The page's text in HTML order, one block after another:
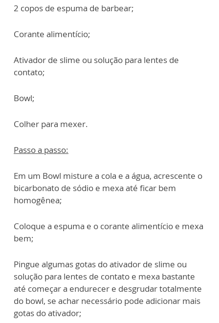
2 copos de espuma de barbear;
Corante alimentício;
Ativador de slime ou solução para lentes de
contato;
Bowl;
Colher para mexer.
Passo a passo:
Em um Bowl misture a cola e a água, acrescente o
bicarbonato de sódio e mexa até ficar bem
homogênea;
Coloque a espuma e o corante alimentício e mexa
bem;
Pingue algumas gotas do ativador de slime ou
solução para lentes de contato e mexa bastante
até começar a endurecer e desgrudar totalmente
do bowl, se achar necessário pode adicionar mais
gotas do ativador;